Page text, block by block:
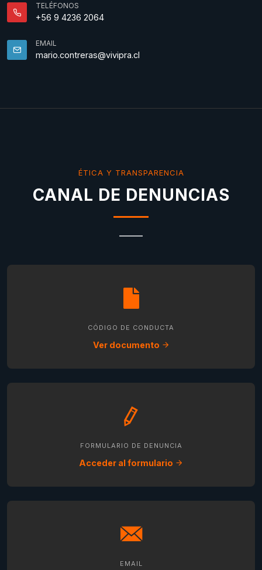
TELÉFONOS
+56 9 4236 2064
EMAIL
mario.contreras@vivipra.cl
ÉTICA Y TRANSPARENCIA
CANAL DE DENUNCIAS
CÓDIGO DE CONDUCTA
Ver documento
FORMULARIO DE DENUNCIA
Acceder al formulario
EMAIL